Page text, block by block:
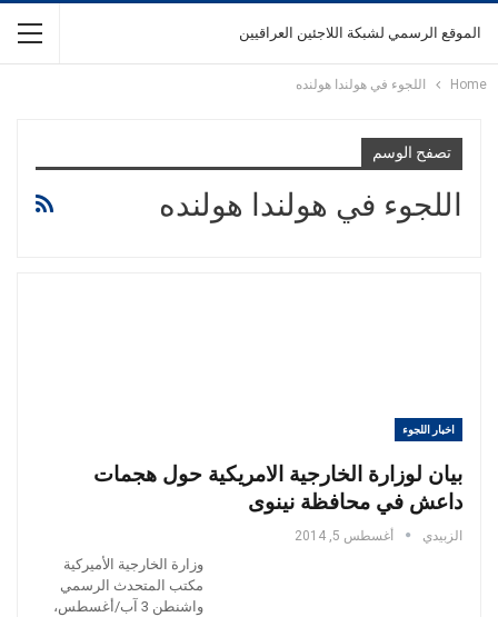
الموقع الرسمي لشبكة اللاجئين العراقيين
Home اللجوء في هولندا هولنده
تصفح الوسم
اللجوء في هولندا هولنده
اخبار اللجوء
بيان لوزارة الخارجية الامريكية حول هجمات
داعش في محافظة نينوى
الزبيدي أغسطس 5, 2014
وزارة الخارجية الأميركية
مكتب المتحدث الرسمي
واشنطن 3 آب/أغسطس،